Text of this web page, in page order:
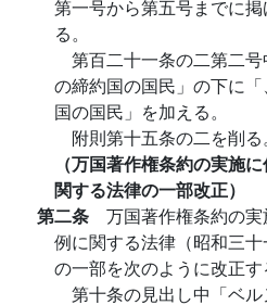
第一号から第五号までに
る。
第百二十一条の二第二
の締約国の国民」の下に
国の国民」を加える。
附則第十五条の二を削る。
（万国著作権条約の実施
関する法律の一部改正）
第二条 万国著作権条約の
例に関する法律（昭和三十
の一部を次のように改正す
第十条の見出し中「ベ